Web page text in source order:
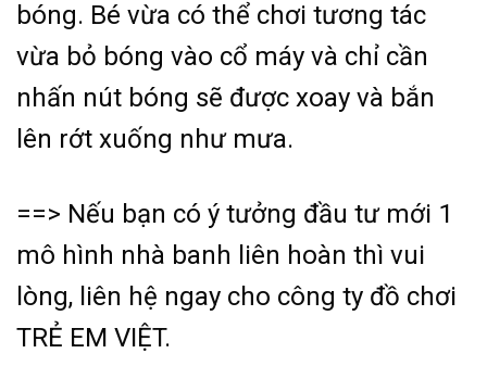
bóng. Bé vừa có thể chơi tương tác
vừa bỏ bóng vào cổ máy và chỉ cần
nhấn nút bóng sẽ được xoay và bắn
lên rớt xuống như mưa.
==> Nếu bạn có ý tưởng đầu tư mới 1
mô hình nhà banh liên hoàn thì vui
lòng, liên hệ ngay cho công ty đồ chơi
TRẺ EM VIỆT.